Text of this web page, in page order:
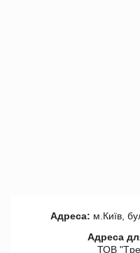
Адреса: м.Київ,
Адреса
ТОВ